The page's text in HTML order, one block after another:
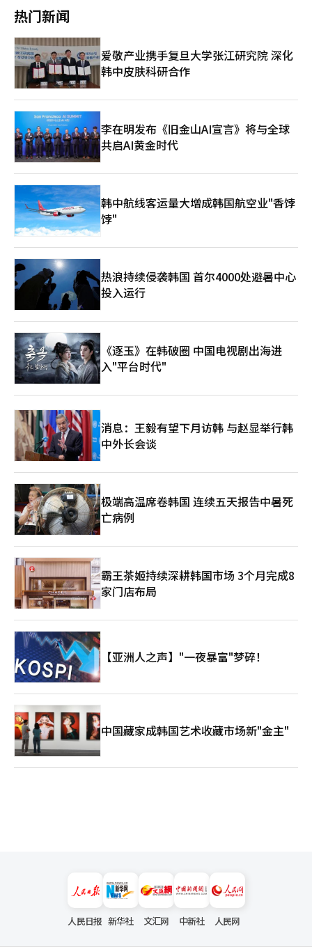
党法审判的首尔中央地方法院刑事合议27部，曾在金建熙的德意志
汽车公司股票操纵疑云及统一教贿赂案的第一审中判处其1年8个月
监禁。 ※ 本报道经人工智能（AI）系统翻译与编辑。
论，尽管考虑到对教会和信徒的精神和宗教影响，剥夺宗教法人资
三前首相被击事件后引发了日本社会的广泛关注。被控谋杀罪的山
上彻也因其母亲是旧统一教信徒，家庭因高额捐款而破裂，因而对
教会心怀怨恨。此后，自民党议员与教会之间的联系陆续被揭露，
争议进一步扩大。 日本政府在安倍前首相被击事件后，根据宗教
地方法院申请解散命令。东京地方法院于去年3月下达了解散命
令，今年3月东京高等法院也维持了该命令。此次最高法院的裁定
使旧统一教的宗教法人解散最终确定。 不过，解散命令并不禁止
教会的宗教活动。教会失去法人资格后，将失去税收优惠和法人财
产管理权，但仍可作为无法人资格的宗教团体继续活动。日本司法
部门在承认信仰自由影响的同时，认为为了应对高额捐款受害问
题，剥夺法人资格是必要的。※ 本报道经人工智能（AI）系统翻译
与编辑。
别检察组还在调查德意志汽车股票操控疑云的不予起诉处理过程。
介入可能性等整体调查平息疑云。 调查范围正在扩大至当时检察
指挥部的整体。特别检察组当天表示，李昌洙前首尔中央检察厅检
察长正在出席接受调查。李前检察长因涉嫌伪造公文等被作为嫌疑
人接受调查。 此外，关于统一教调查平息疑云，尹熙根前警察厅
长预计于23日上午以嫌疑人身份出席接受调查。 法律界人士关注
到，随着特别检察组开始获取对检察院和警方高层的证言，未来可
能会扩大至法务部和总统府的调查。※ 本报道经人工智能（AI）系
统翻译与编辑。
特检组计划在分析当天对金道亨的调查内容后，协调尹熙根的出席
时间。此前，金建熙特别检察组（闵仲基特别检察官）已将与权成
东和韩总裁等人交换线索内容的案件移交法院，但未能完成对警察
内部信息泄露及调查干预过程的调查。※ 本报道经人工智能（AI）
系统翻译与编辑。
热门新闻
爱敬产业携手复旦大学张江研究院 深化
韩中皮肤科研合作
李在明发布《旧金山AI宣言》将与全球
共启AI黄金时代
韩中航线客运量大增成韩国航空业"香饽
饽"
热浪持续侵袭韩国 首尔4000处避暑中心
投入运行
《逐玉》在韩破圈 中国电视剧出海进
入"平台时代"
消息：王毅有望下月访韩 与赵显举行韩
中外长会谈
极端高温席卷韩国 连续五天报告中暑死
亡病例
霸王茶姬持续深耕韩国市场 3个月完成8
家门店布局
【亚洲人之声】"一夜暴富"梦碎！
中国藏家成韩国艺术收藏市场新"金主"
人民日报 新华社 文汇网 中新社 人民网